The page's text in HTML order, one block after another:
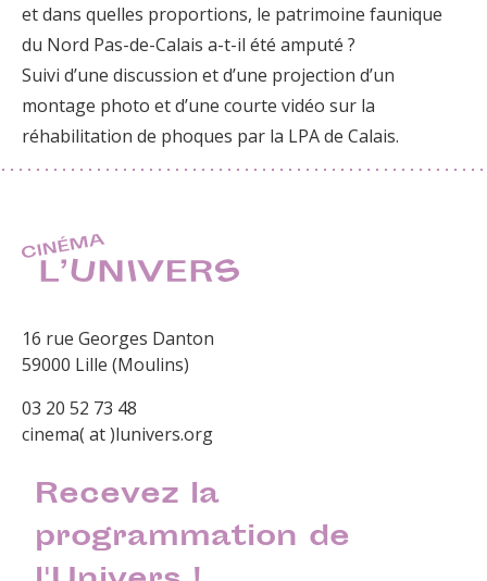
et dans quelles proportions, le patrimoine faunique
du Nord Pas-de-Calais a-t-il été amputé ?
Suivi d’une discussion et d’une projection d’un
montage photo et d’une courte vidéo sur la
réhabilitation de phoques par la LPA de Calais.
16 rue Georges Danton
59000 Lille (Moulins)
03 20 52 73 48
cinema( at )lunivers.org
Recevez la
programmation de